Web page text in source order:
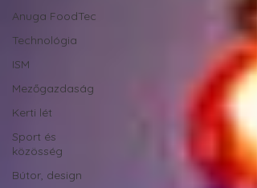
Anuga FoodTec
Technológia
ISM
Mezőgazdaság
Kerti lét
Sport és
közösség
Bútor, design